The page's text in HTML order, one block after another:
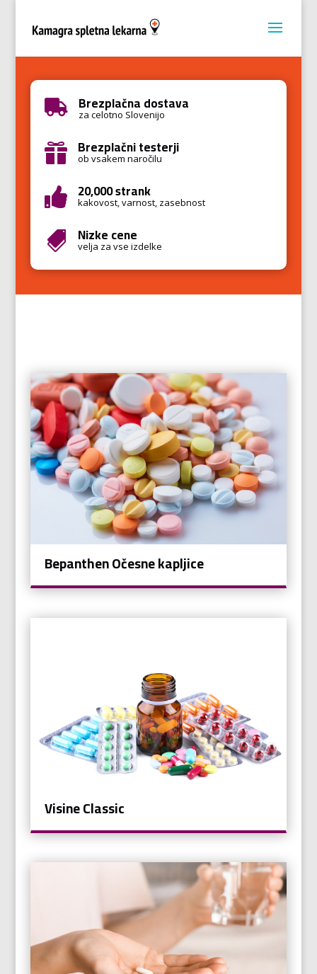
 Brezplačna dostava
za celotno Slovenijo
 Brezplačni testerji
ob vsakem naročilu
 20,000 strank
kakovost, varnost, zasebnost
 Nizke cene
velja za vse izdelke
Bepanthen Očesne kapljice
Visine Classic